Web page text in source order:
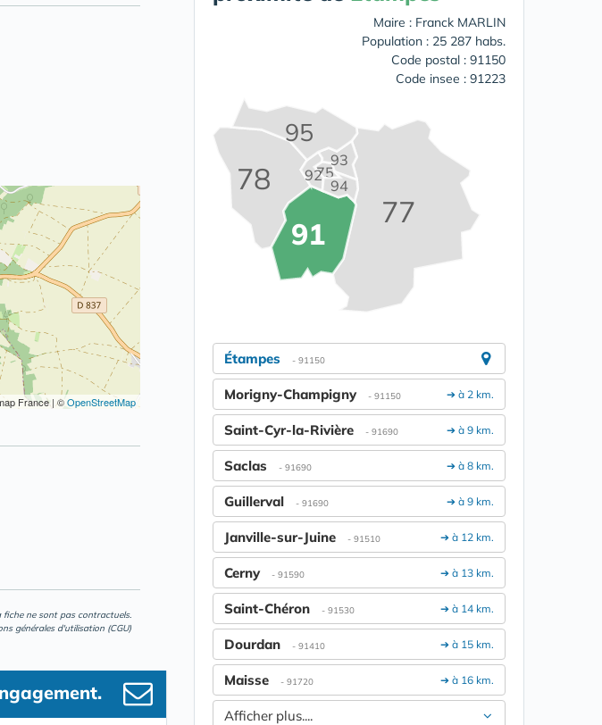
France | ©OpenStreetMap
fiche ne sont pas contractuels.
générales d'utilisation (CGU)
Maire : Franck MARLIN
Population : 25 287 habs.
Code postal : 91150
Code insee : 91223
75
77
78
91
92
93
94
95
Étampes - 91150
➔ à 2 km.
Morigny-Champigny - 91150
➔ à 9 km.
Saint-Cyr-la-Rivière - 91690
➔ à 8 km.
Saclas - 91690
➔ à 9 km.
Guillerval - 91690
➔ à 12 km.
Janville-sur-Juine - 91510
➔ à 13 km.
Cerny - 91590
➔ à 14 km.
Saint-Chéron - 91530
➔ à 15 km.
Dourdan - 91410
➔ à 16 km.
Maisse - 91720
Afficher plus....